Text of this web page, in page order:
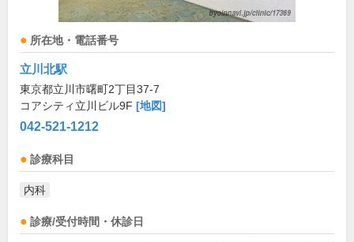
所在地・電話番号
立川北駅
東京都立川市曙町2丁目37-7
コアシティ立川ビル9F [地図]
042-521-1212
診療科目
内科
診療/受付時間・休診日